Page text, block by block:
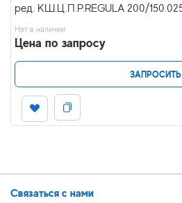
ред. КШ.Ц.П.P.REGULA 200/
Нет в наличии
Цена по запросу
ЗАПРОСИТЬ
Связаться с нами